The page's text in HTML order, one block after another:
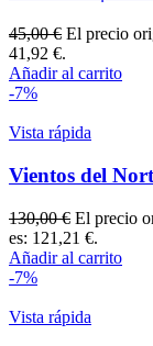
45,00€ El precio
41,92 €.
Añadir al carrito
-7%
Vista rápida
Vientos del
130,00€ El precio
es: 121,21 €.
Añadir al carrito
-7%
Vista rápida